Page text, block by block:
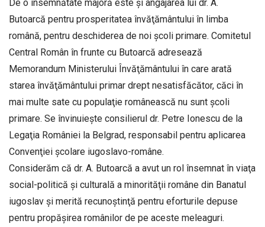
De o însemnătate majoră este şi angajarea lui dr. A.
Butoarcă pentru prosperitatea învăţământului în limba
română, pentru deschiderea de noi şcoli primare. Comitetul
Central Român în frunte cu Butoarcă adresează
Memorandum Ministerului Învăţământului în care arată
starea învăţământului primar drept nesatisfăcător, căci în
mai multe sate cu populaţie românească nu sunt şcoli
primare. Se învinuieşte consilierul dr. Petre Ionescu de la
Legaţia României la Belgrad, responsabil pentru aplicarea
Convenţiei şcolare iugoslavo-române.
Considerăm că dr. A. Butoarcă a avut un rol însemnat în viaţa
social-politică şi culturală a minorităţii române din Banatul
iugoslav şi merită recunoştinţă pentru eforturile depuse
pentru propăşirea românilor de pe aceste meleaguri.